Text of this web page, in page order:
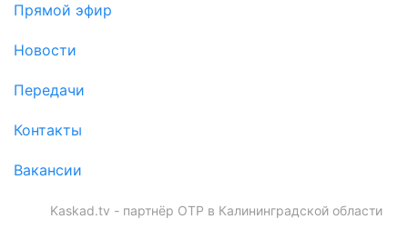
Прямой эфир
Новости
Передачи
Контакты
Вакансии
Kaskad.tv - партнёр ОТР в Калининградской области